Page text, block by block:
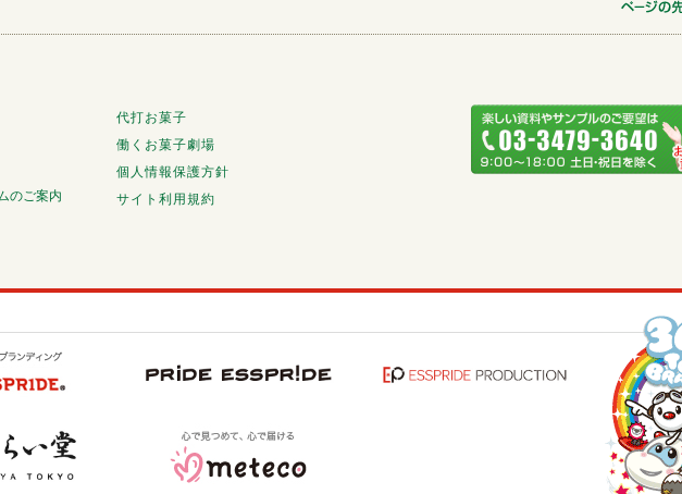
のご案内
代打お菓子
働くお菓子劇場
個人情報保護方針
サイト利用規約